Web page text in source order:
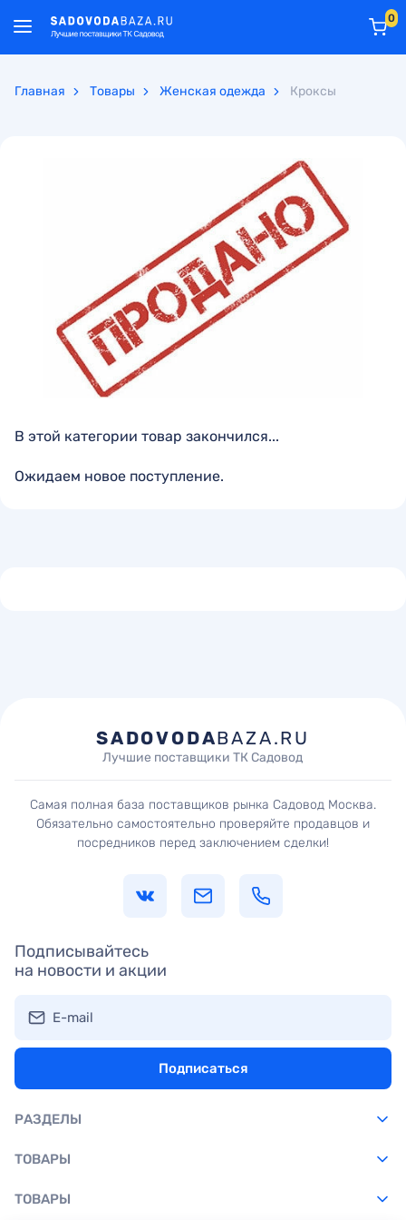
0
Главная Товары Женская одежда Кроксы
В этой категории товар закончился...
Ожидаем новое поступление.
SADOVODABAZA.RU
Лучшие поставщики ТК Садовод
Самая полная база поставщиков рынка Садовод Москва.
Обязательно самостоятельно проверяйте продавцов и
посредников перед заключением сделки!
Подписывайтесь
на новости и акции
E-mail
Подписаться
РАЗДЕЛЫ
ТОВАРЫ
ТОВАРЫ